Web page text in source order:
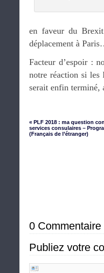
en faveur du
déplacement à
Facteur d’espoir :
notre réaction si les
serait enfin terminé,
« PLF 2018 : ma question
services consulaires –
(Français de l’étranger)
0 Commentaire
Publiez votre